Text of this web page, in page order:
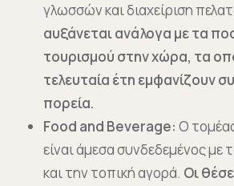
γλωσσών και διαχείριση
αυξάνεται ανάλογα με τα
τουρισμού στην χώρα, τα
τελευταία έτη εμφανίζουν
πορεία.
Food and Beverage: Ο
είναι άμεσα συνδεδεμένος με
και την τοπική αγορά. Οι